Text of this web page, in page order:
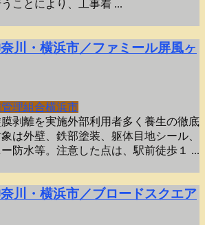
ことにより、工事着 ...
川・横浜市／ファミール屏風ヶ
管理組合横浜市
剥離を実施外部利用者多く養生の徹底
は外壁、鉄部塗装、躯体目地シール、
防水等。注意した点は、駅前徒歩１ ...
川・横浜市／ブロードスクエア